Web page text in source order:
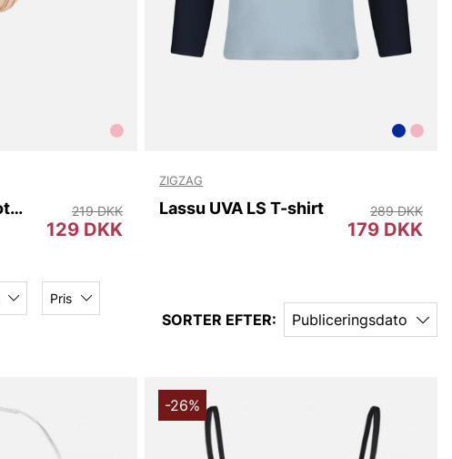
Arjana Jr. Bikini Bottom
129 DKK
219 DKK
ZIGZAG
Lassu UVA LS T-shirt
179 DKK
289 DKK
Pris
SORTER EFTER: Publiceringsdato
-26%